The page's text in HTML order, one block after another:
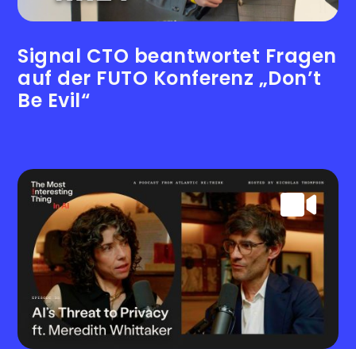
Signal CTO beantwortet Fragen
auf der FUTO Konferenz „Don’t
Be Evil“